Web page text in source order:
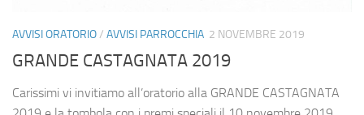
AVVISI ORATORIO/ AVVISI PARROCCHIA 2 NOVEMBRE 2019
GRANDE CASTAGNATA 2019
Carissimi vi invitiamo all’oratorio alla GRANDE CASTAGNATA